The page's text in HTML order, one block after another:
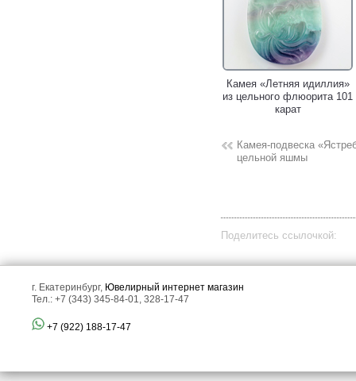
Камея «Летняя идиллия»
из цельного флюорита 101
карат
Камея-подвеска
цельной яшмы
Поделитесь ссылочкой:
г. Екатеринбург, Ювелирный интернет магазин
Тел.: +7 (343) 345-84-01, 328-17-47
+7 (922) 188-17-47